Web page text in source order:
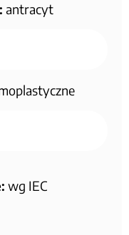
antracyt
wg IEC